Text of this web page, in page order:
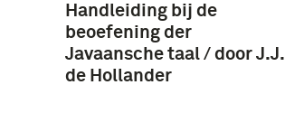
Handleiding bij de
beoefening der
Javaansche taal / door J.J.
de Hollander